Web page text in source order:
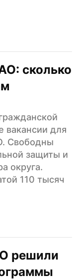
сколько
вакансии для
Свободны
защиты и
округа.
110 тысяч
решили